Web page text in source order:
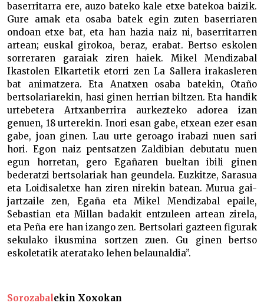
baserritarra ere, auzo bateko kale etxe batekoa baizik.
Gure amak eta osaba batek egin zuten baserriaren
ondoan etxe bat, eta han hazia naiz ni, baserritarren
artean; euskal girokoa, beraz, erabat. Bertso eskolen
sorreraren garaiak ziren haiek. Mikel Mendizabal
Ikastolen Elkartetik etorri zen La Sallera irakasleren
bat animatzera. Eta Anatxen osaba batekin, Otaño
bertsolariarekin, hasi ginen herrian biltzen. Eta handik
urtebetera Artxanberrira aurkezteko adorea izan
genuen, 18 urterekin. Inori esan gabe, etxean ezer esan
gabe, joan ginen. Lau urte geroago irabazi nuen sari
hori. Egon naiz pentsatzen Zaldibian debutatu nuen
egun horretan, gero Egañaren bueltan ibili ginen
bederatzi bertsolariak han geundela. Euzkitze, Sarasua
eta Loidisaletxe han ziren nirekin batean. Murua gai-
jartzaile zen, Egaña eta Mikel Mendizabal epaile,
Sebastian eta Millan badakit entzuleen artean zirela,
eta Peña ere han izango zen. Bertsolari gazteen figurak
sekulako ikusmina sortzen zuen. Gu ginen bertso
eskoletatik ateratako lehen belaunaldia”.
Sorozabalekin Xoxokan